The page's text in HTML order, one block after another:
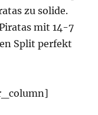
zu solide.
mit 14-7
Split perfekt